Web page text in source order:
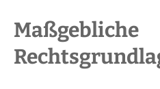
Maßgebliche